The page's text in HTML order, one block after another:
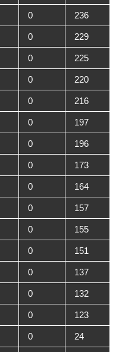
0 236
0 229
0 225
0 220
0 216
0 197
0 196
0 173
0 164
0 157
0 155
0 151
0 137
0 132
0 123
0 24